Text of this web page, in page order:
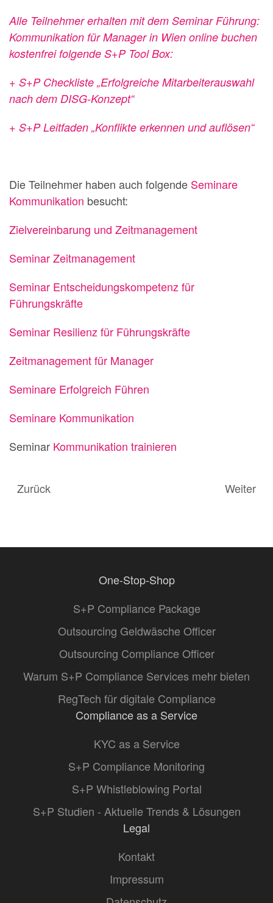
Alle Teilnehmer erhalten mit dem Seminar Führung:
Kommunikation für Manager in Wien online buchen
kostenfrei folgende S+P Tool Box:
+ S+P Checkliste „Erfolgreiche Mitarbeiterauswahl
nach dem DISG-Konzept“
+ S+P Leitfaden „Konflikte erkennen und auflösen“
Die Teilnehmer haben auch folgende Seminare
Kommunikation besucht:
Zielvereinbarung und Zeitmanagement
Seminar Zeitmanagement
Seminar Entscheidungskompetenz für
Führungskräfte
Seminar Resilienz für Führungskräfte
Zeitmanagement für Manager
Seminare Erfolgreich Führen
Seminare Kommunikation
Seminar Kommunikation trainieren
Zurück Weiter
One-Stop-Shop
S+P Compliance Package
Outsourcing Geldwäsche Officer
Outsourcing Compliance Officer
Warum S+P Compliance Services mehr bieten
RegTech für digitale Compliance
Compliance as a Service
KYC as a Service
S+P Compliance Monitoring
S+P Whistleblowing Portal
S+P Studien - Aktuelle Trends & Lösungen
Legal
Kontakt
Impressum